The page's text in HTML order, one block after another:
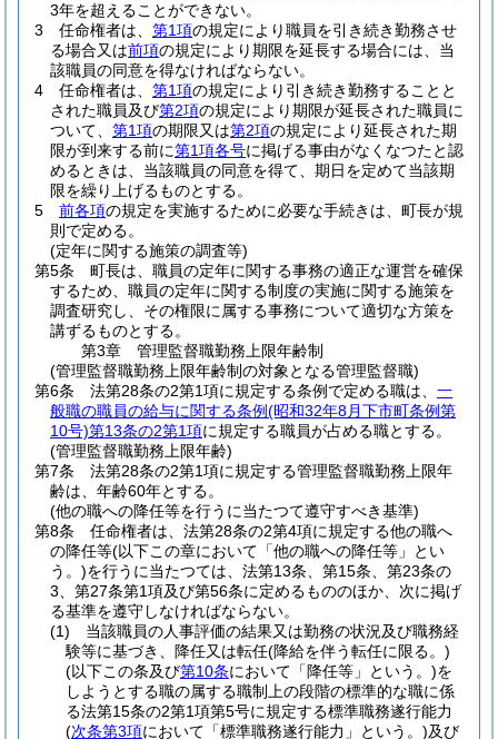
3年を超えることができない。
3
任命権者は、 第1項の規定により職員を引き続き勤務させ
る場合又は前項の規定により期限を延長する場合には、当
該職員の同意を得なければならない。
4
任命権者は、 第1項の規定により引き続き勤務することと
された職員及び第2項の規定により期限が延長された職員に
ついて、 第1項の期限又は第2項の規定により延長された期
限が到来する前に第1項各号に掲げる事由がなくなつたと認
めるときは、当該職員の同意を得て、期日を定めて当該期
限を繰り上げるものとする。
5
前各項の規定を実施するために必要な手続きは、町長が規
則で定める。
(定年に関する施策の調査等)
第5条
町長は、職員の定年に関する事務の適正な運営を確保
するため、職員の定年に関する制度の実施に関する施策を
調査研究し、その権限に属する事務について適切な方策を
講ずるものとする。
第3章
管理監督職勤務上限年齢制
(管理監督職勤務上限年齢制の対象となる管理監督職)
第6条
法第28条の2第1項に規定する条例で定める職は、 一
般職の職員の給与に関する条例(昭和32年8月下市町条例第
10号)第13条の2第1項に規定する職員が占める職とする。
(管理監督職勤務上限年齢)
第7条
法第28条の2第1項に規定する管理監督職勤務上限年
齢は、年齢60年とする。
(他の職への降任等を行うに当たつて遵守すべき基準)
第8条
任命権者は、法第28条の2第4項に規定する他の職へ
の降任等(以下この章において「他の職への降任等」とい
う。)を行うに当たつては、法第13条、第15条、第23条の
3、第27条第1項及び第56条に定めるもののほか、次に掲げ
る基準を遵守しなければならない。
(1)
当該職員の人事評価の結果又は勤務の状況及び職務経
験等に基づき、降任又は転任(降給を伴う転任に限る。)
(以下この条及び第10条において「降任等」という。)を
しようとする職の属する職制上の段階の標準的な職に係
る法第15条の2第1項第5号に規定する標準職務遂行能力
(次条第3項において「標準職務遂行能力」という。)及び